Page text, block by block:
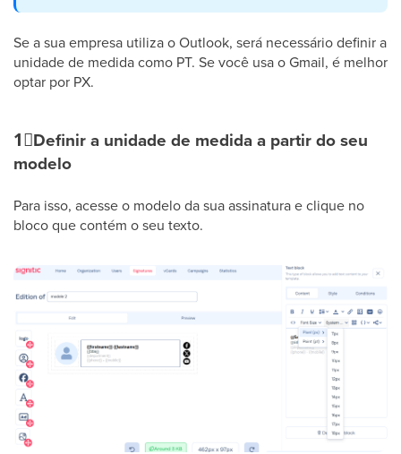
Se a sua empresa utiliza o Outlook, será necessário definir a
unidade de medida como PT. Se você usa o Gmail, é melhor
optar por PX.
1⃣Definir a unidade de medida a partir do seu
modelo
Para isso, acesse o modelo da sua assinatura e clique no
bloco que contém o seu texto.